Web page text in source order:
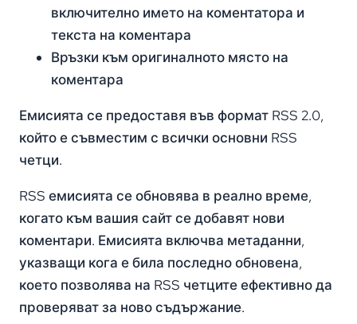
включително името на коментатора и
текста на коментара
Връзки към оригиналното място на
коментара
Емисията се предоставя във формат RSS 2.0,
който е съвместим с всички основни RSS
четци.
RSS емисията се обновява в реално време,
когато към вашия сайт се добавят нови
коментари. Емисията включва метаданни,
указващи кога е била последно обновена,
което позволява на RSS четците ефективно да
проверяват за ново съдържание.